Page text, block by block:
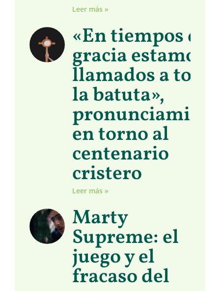
Leer más »
«En tiempos de
gracia estamos
llamados a
la batuta»,
en torno al
centenario
cristero
Leer más »
Marty
Supreme: el
juego y el
fracaso del